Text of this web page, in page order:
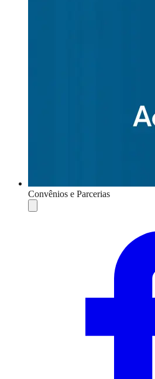
Convênios e Parcerias
Compartilhar